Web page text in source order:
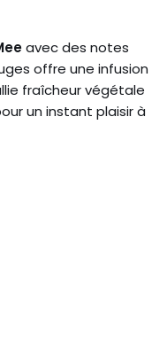
avec des notes
offre une infusion
fraîcheur végétale
un instant plaisir à